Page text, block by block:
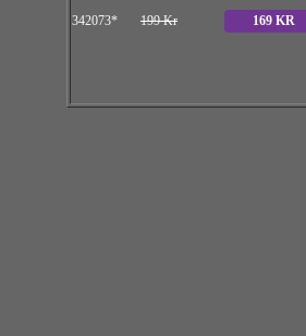
342073* 199 Kr 169 KR